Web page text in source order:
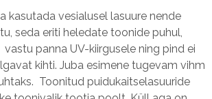
kasutada vesialusel lasuure nende
seda eriti heledate toonide puhul,
panna UV-kiirgusele ning pind ei
kihti. Juba esimene tugevam vihm
Toonitud puidukaitselasuuride